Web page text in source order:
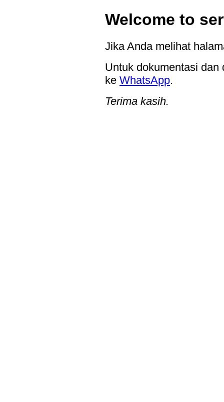
Welcome to
Jika Anda melihat
Untuk dokumentasi
ke WhatsApp.
Terima kasih.